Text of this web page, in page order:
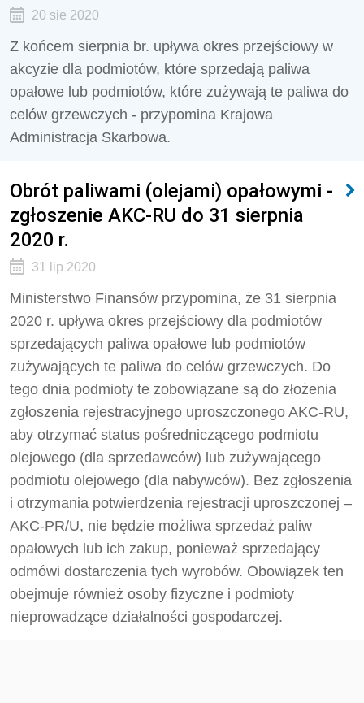
20 sie 2020
Z końcem sierpnia br. upływa okres przejściowy w
akcyzie dla podmiotów, które sprzedają paliwa
opałowe lub podmiotów, które zużywają te paliwa do
celów grzewczych - przypomina Krajowa
Administracja Skarbowa.
Obrót paliwami (olejami) opałowymi -
zgłoszenie AKC-RU do 31 sierpnia
2020 r.
31 lip 2020
Ministerstwo Finansów przypomina, że 31 sierpnia
2020 r. upływa okres przejściowy dla podmiotów
sprzedających paliwa opałowe lub podmiotów
zużywających te paliwa do celów grzewczych. Do
tego dnia podmioty te zobowiązane są do złożenia
zgłoszenia rejestracyjnego uproszczonego AKC-RU,
aby otrzymać status pośredniczącego podmiotu
olejowego (dla sprzedawców) lub zużywającego
podmiotu olejowego (dla nabywców). Bez zgłoszenia
i otrzymania potwierdzenia rejestracji uproszczonej –
AKC-PR/U, nie będzie możliwa sprzedaż paliw
opałowych lub ich zakup, ponieważ sprzedający
odmówi dostarczenia tych wyrobów. Obowiązek ten
obejmuje również osoby fizyczne i podmioty
nieprowadzące działalności gospodarczej.